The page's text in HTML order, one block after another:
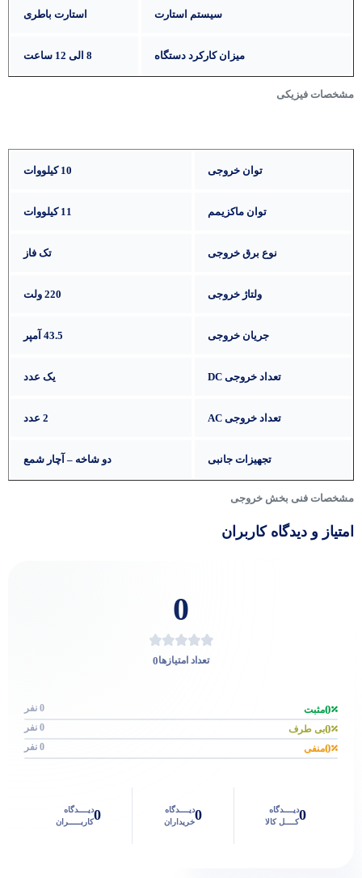
مشخصات فیزیکی
سیستم استارت استارت باطری
میزان کارکرد دستگاه 8 الی 12 ساعت
مشخصات فنی بخش خروجی
توان خروجی 10 کیلووات
توان ماکزیمم 11 کیلووات
نوع برق خروجی تک فاز
ولتاژ خروجی 220 ولت
جریان خروجی 43.5 آمپر
تعداد خروجی DC یک عدد
تعداد خروجی AC 2 عدد
تجهیزات جانبی دو شاخه – آچار شمع
امتیاز و دیدگاه کاربران
0
تعداد امتیازها0
0مثبت 0 نفر
0بی طرف 0 نفر
0منفی 0 نفر
0دیــــدگاه
کــــل کالا
0دیــــدگاه
خریداران
0دیــــدگاه
کاربـــــران